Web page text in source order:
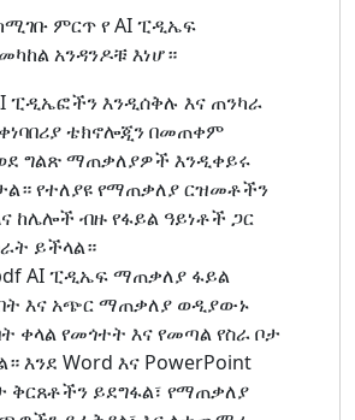
ምርጥ የ AI ፒዲኤፍ
አንዳንዶቹ እነሆ።
ፒዲኤፎችን እንዲሰቅሉ እና ጠንካራ
ቴክኖሎጂን በመጠቀም
ግልጽ ማጠቃለያዎች እንዲቀይሩ
የተለያዩ የማጠቃለያ ርዝመቶችን
ከሌሎች ብዙ የፋይል ዓይነቶች ጋር
ይችላል።
AI ፒዲኤፍ ማጠቃለያ ፋይል
እና አጭር ማጠቃለያ ወዲያውኑ
ቀላል የመጎተት እና የመጣል የስራ ቦታ
እንደ Word እና PowerPoint
ቅርጸቶችን ይደግፋል፣ የማጠቃለያ